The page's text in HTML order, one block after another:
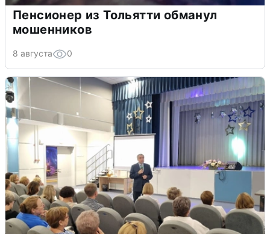
Пенсионер из Тольятти обманул
мошенников
8 августа 0